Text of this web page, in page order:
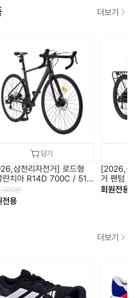
더보기
삼천리자전거] 로드형
란치아 R14D 700C / 510
/ 11.6kg
원
전용
[2026,삼
거 팬텀
겸용 /
회원전용
더보기